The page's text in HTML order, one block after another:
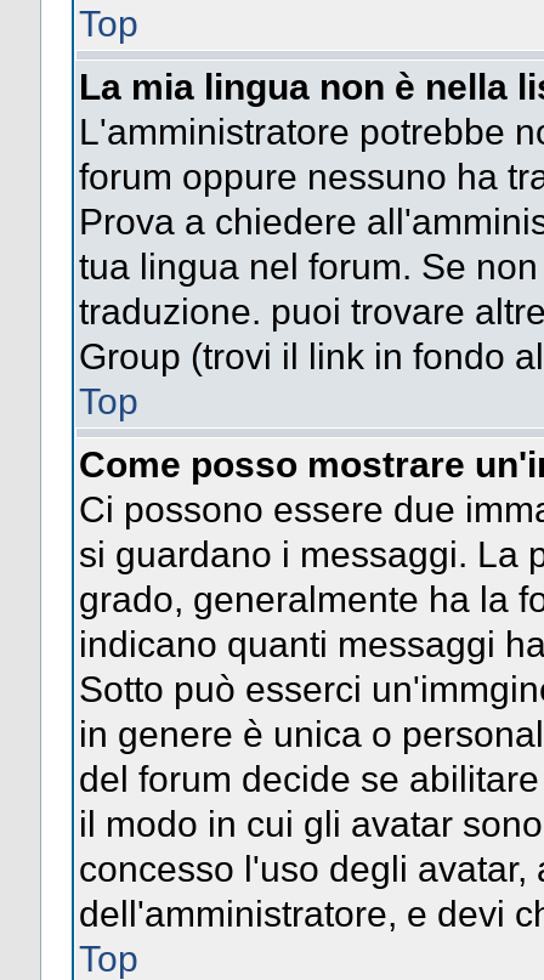
Top
La mia lingua non è nella
L'amministratore potrebbe
forum oppure nessuno ha
Prova a chiedere
tua lingua nel forum. Se
traduzione. puoi trovare
Group (trovi il link in fondo
Top
Come posso mostrare
Ci possono essere due
si guardano i messaggi. La
grado, generalmente ha la
indicano quanti messaggi
Sotto può esserci
in genere è unica o
del forum decide se
il modo in cui gli avatar
concesso l'uso degli
dell'amministratore, e devi
Top